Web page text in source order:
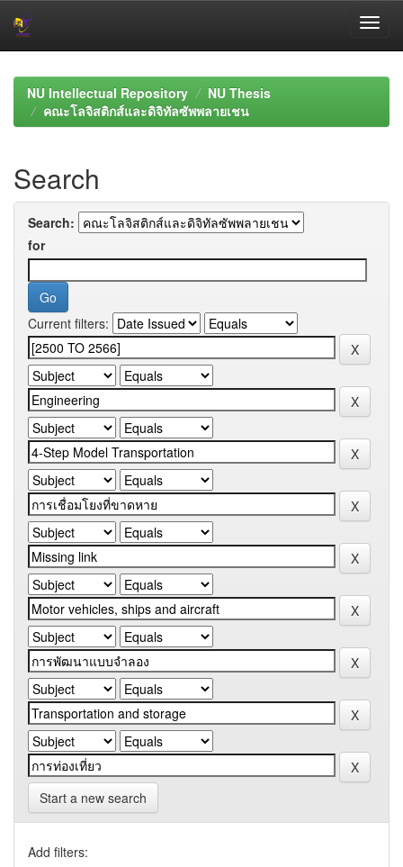
navigationNU Intellectual Repository
NU Thesis
คณะโลจิสติกส์และดิจิทัลซัพพลายเชน
Search
Search:
for
Current filters:
Start a new search
Add filters: